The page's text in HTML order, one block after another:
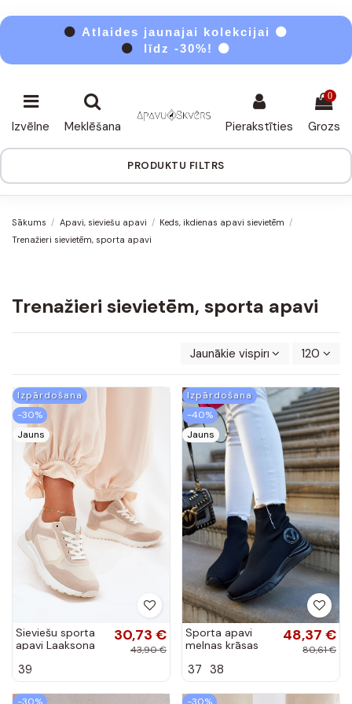
⚫ Atlaides jaunajai kolekcijai ⚫
⚫
līdz -30%! ⚫
Izvēlne Meklēšana Pierakstīties
0
Grozs
PRODUKTU FILTRS
Sākums Apavi, sieviešu apavi
Keds, ikdienas apavi sievietēm
Trenažieri sievietēm, sporta apavi
Trenažieri sievietēm, sporta apavi
Jaunākie vispirms 120
Izpārdošana
-30%
Jauns
Sieviešu sporta
apavi Laaksona
30,73 €
43,90 €
39
Izpārdošana
-40%
Jauns
Sporta apavi
melnas krāsas
48,37 €
80,61 €
37 38